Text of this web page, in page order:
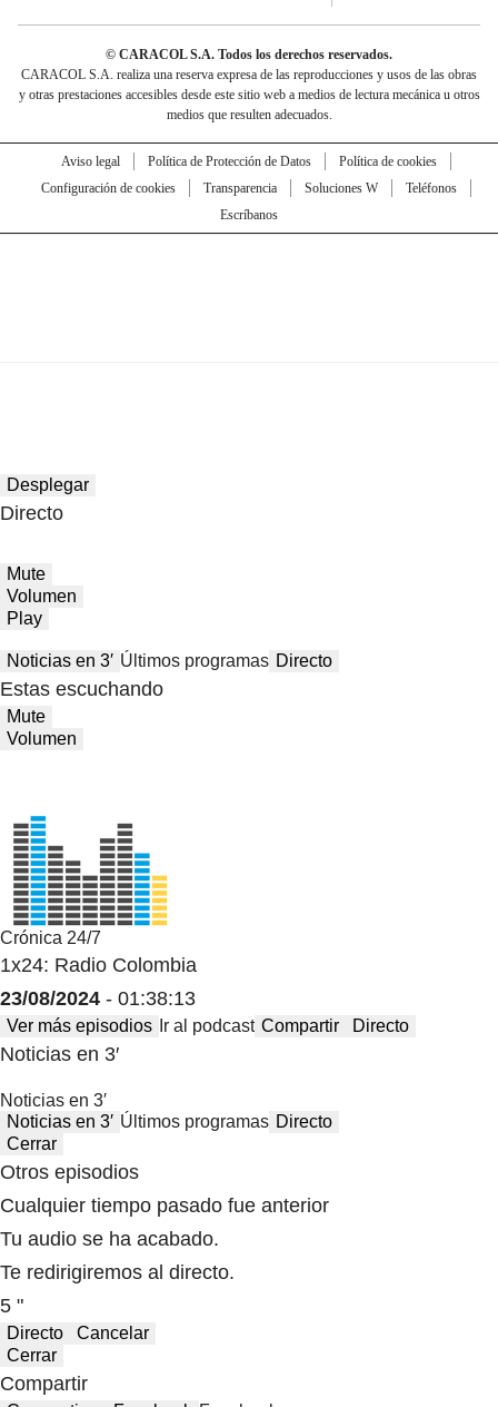
© CARACOL S.A. Todos los derechos reservados.
CARACOL S.A. realiza una reserva expresa de las reproducciones y usos de las obras
y otras prestaciones accesibles desde este sitio web a medios de lectura mecánica u otros
medios que resulten adecuados.
Aviso legal Política de Protección de Datos
Política de cookies
Configuración de cookies
Transparencia Soluciones W
Teléfonos
Escríbanos
Desplegar
Directo
Mute
Volumen
Play
Noticias en 3′ Últimos programas Directo
Estas escuchando
Mute
Volumen
Crónica 24/7
1x24: Radio Colombia
23/08/2024 - 01:38:13
Ver más episodios Ir al podcast Compartir Directo
Noticias en 3′
Noticias en 3′
Noticias en 3′ Últimos programas Directo
Cerrar
Otros episodios
Cualquier tiempo pasado fue anterior
Tu audio se ha acabado.
Te redirigiremos al directo.
5 "
Directo
Cancelar
Cerrar
Compartir